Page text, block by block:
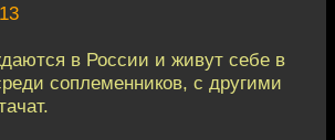
в России и живут себе в
соплеменников, с другими